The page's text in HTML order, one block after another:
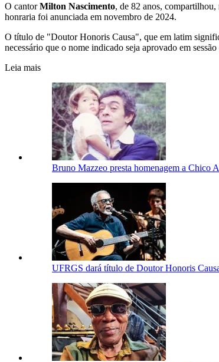
O cantorMilton Nascimento, de 82 anos,
honraria foi anunciada em novembro de 2024.
O título de "Doutor Honoris Causa", que em latim
necessário que o nome indicado seja aprovado em
Leia mais
Bruno Mazzeo presta homenagem a Chico
UFRGS dará título de Doutor Honoris